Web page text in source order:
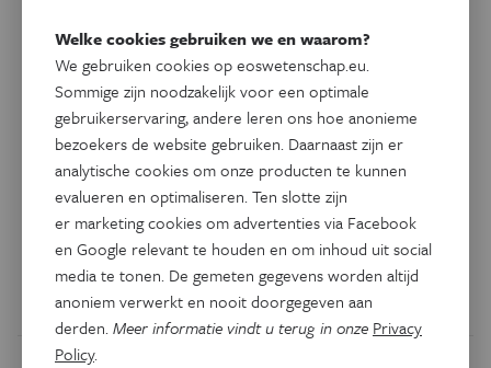
Dolfijnen leren niet alleen van
hun moeder, maar ook van
andere soortgenoten
Flink wat zogenaamd antropomorfe trekjes van dolfijnen
zijn intussen wetenschappelijk ontmaskerd als legende of
wishful thinking. Maar nu wijst een nieuwe studie toch op
een opmerkelijk gelijkenis: het vermogen te leren van
vrienden.
DoorGeert De Vriese
Welke cookies gebruiken we en waarom?
We gebruiken cookies op eoswetenschap.eu.
Sommige zijn noodzakelijk voor een optimale
gebruikerservaring, andere leren ons hoe anonieme
bezoekers de website gebruiken. Daarnaast zijn er
analytische cookies om onze producten te kunnen
evalueren en optimaliseren. Ten slotte zijn
er marketing cookies om advertenties via Facebook
en Google relevant te houden en om inhoud uit social
media te tonen. De gemeten gegevens worden altijd
anoniem verwerkt en nooit doorgegeven aan
derden.Meer informatie vindt u terug in onze Privacy
Policy.